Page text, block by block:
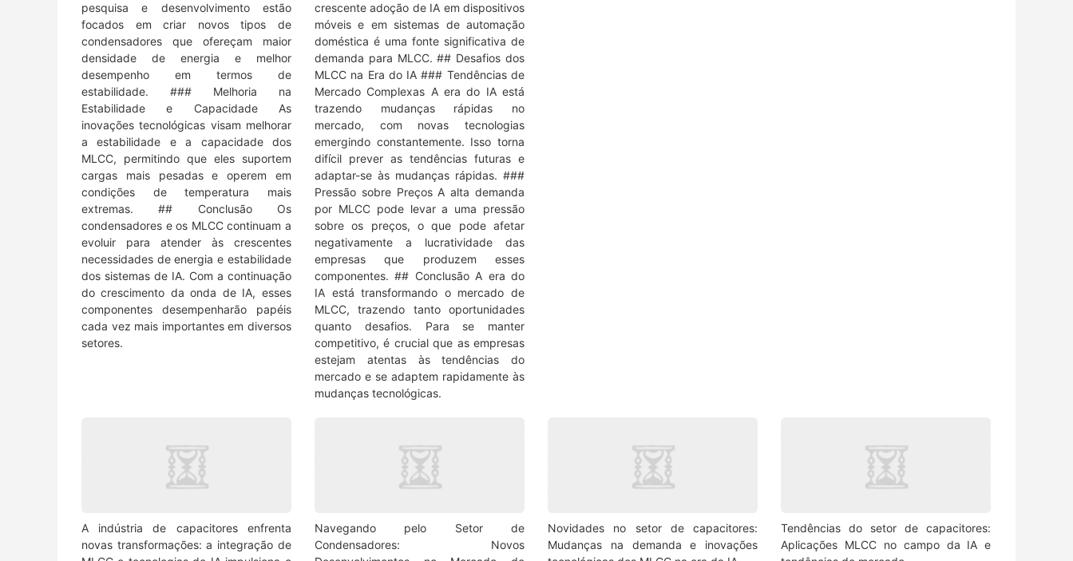
pesquisa e desenvolvimento estão
focados em criar novos tipos de
condensadores que ofereçam maior
densidade de energia e melhor
desempenho em termos de
estabilidade. ### Melhoria na
Estabilidade e Capacidade As
inovações tecnológicas visam melhorar
a estabilidade e a capacidade dos
MLCC, permitindo que eles suportem
cargas mais pesadas e operem em
condições de temperatura mais
extremas. ## Conclusão Os
condensadores e os MLCC continuam a
evoluir para atender às crescentes
necessidades de energia e estabilidade
dos sistemas de IA. Com a continuação
do crescimento da onda de IA, esses
componentes desempenharão papéis
cada vez mais importantes em diversos
setores.
crescente adoção de IA em dispositivos
móveis e em sistemas de automação
doméstica é uma fonte significativa de
demanda para MLCC. ## Desafios dos
MLCC na Era do IA ### Tendências de
Mercado Complexas A era do IA está
trazendo mudanças rápidas no
mercado, com novas tecnologias
emergindo constantemente. Isso torna
difícil prever as tendências futuras e
adaptar-se às mudanças rápidas. ###
Pressão sobre Preços A alta demanda
por MLCC pode levar a uma pressão
sobre os preços, o que pode afetar
negativamente a lucratividade das
empresas que produzem esses
componentes. ## Conclusão A era do
IA está transformando o mercado de
MLCC, trazendo tanto oportunidades
quanto desafios. Para se manter
competitivo, é crucial que as empresas
estejam atentas às tendências do
mercado e se adaptem rapidamente às
mudanças tecnológicas.
A indústria de capacitores enfrenta
novas transformações: a integração de
Navegando pelo Setor de
Condensadores: Novos
Novidades no setor de capacitores:
Mudanças na demanda e inovações
Tendências do setor de capacitores:
Aplicações MLCC no campo da IA e